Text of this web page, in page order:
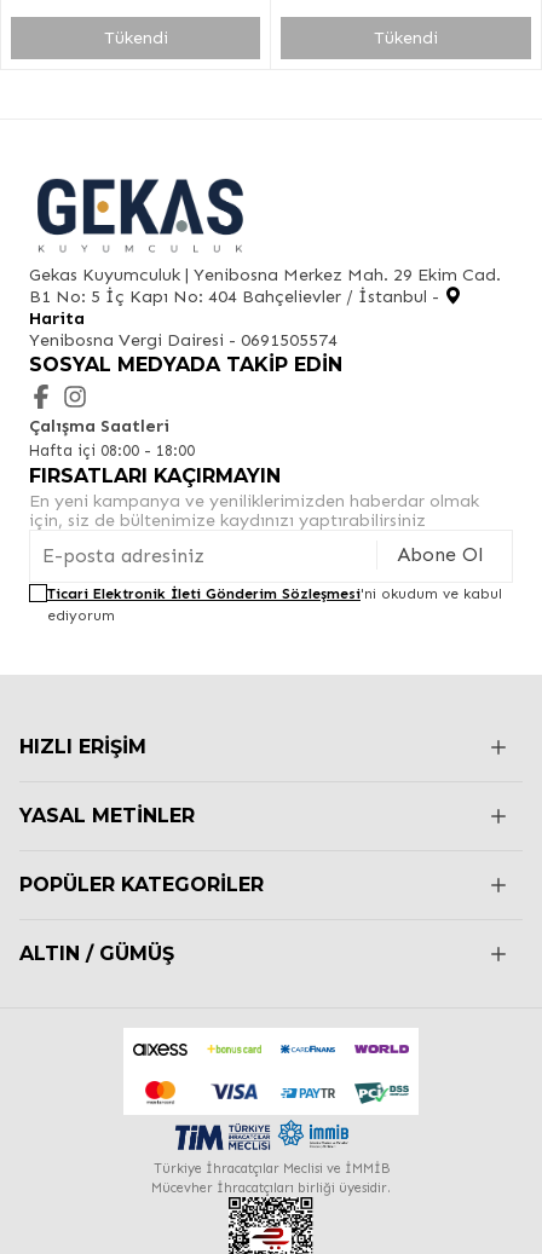
Tükendi Tükendi
Gekas Kuyumculuk | Yenibosna Merkez Mah. 29 Ekim Cad.
B1 No: 5 İç Kapı No: 404 Bahçelievler / İstanbul -
Harita
Yenibosna Vergi Dairesi - 0691505574
SOSYAL MEDYADA TAKIP EDIN
Çalışma Saatleri
Hafta içi 08:00 - 18:00
FIRSATLARI KAÇIRMAYIN
En yeni kampanya ve yeniliklerimizden haberdar olmak
için, siz de bültenimize kaydınızı yaptırabilirsiniz
Abone Ol
Ticari Elektronik İleti Gönderim Sözleşmesi'ni okudum ve kabul
ediyorum
HIZLI ERIŞIM
YASAL METINLER
POPÜLER KATEGORILER
ALTIN / GÜMÜŞ
Türkiye İhracatçılar Meclisi ve İMMİB
Mücevher İhracatçıları birliği üyesidir.